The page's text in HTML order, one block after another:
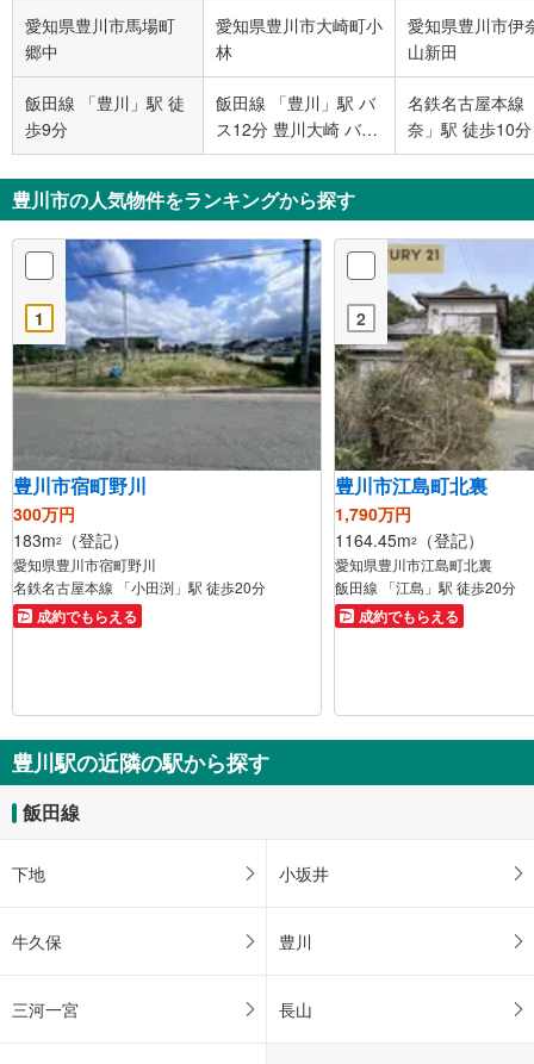
愛知県豊川市馬場町
郷中
愛知県豊川市大崎町小
林
愛知県豊川市伊
山新田
飯田線 「豊川」駅 徒
歩9分
飯田線 「豊川」駅 バ
ス12分 豊川大崎 バス
停下車 徒歩6分
名鉄名古屋本線
奈」駅 徒歩10分
豊川市の人気物件をランキングから探す
1
豊川市宿町野川
300万円
183m2 （登記）
愛知県豊川市宿町野川
名鉄名古屋本線 「小田渕」駅 徒歩20分
成約でもらえる
2
豊川市江島町北裏
1,790万円
1164.45m2 （登記）
愛知県豊川市江島町北裏
飯田線 「江島」駅 徒歩20分
成約でもらえる
豊川駅の近隣の駅から探す
飯田線
下地 小坂井
牛久保 豊川
三河一宮 長山